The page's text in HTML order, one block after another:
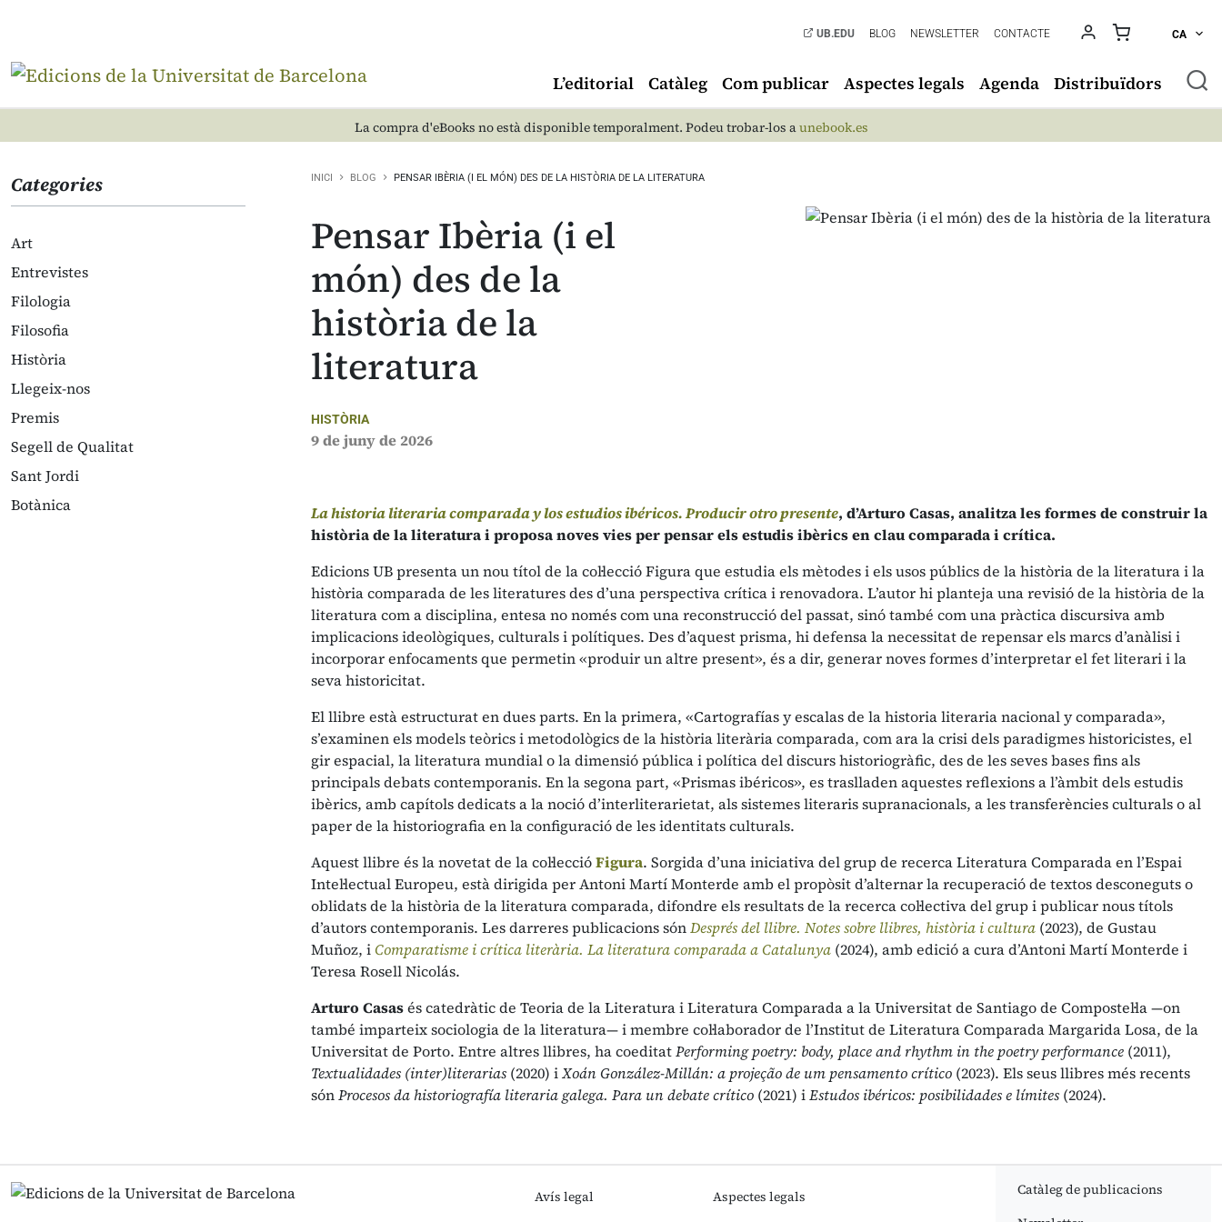
UB.EDU BLOG NEWSLETTER CONTACTE CA
L’editorial Catàleg Com publicar Aspectes legals Agenda Distribuïdors
La compra d'eBooks no està disponible temporalment. Podeu trobar-los aunebook.es
Categories
Art
Entrevistes
Filologia
Filosofia
Història
Llegeix-nos
Premis
Segell de Qualitat
Sant Jordi
Botànica
INICI BLOG PENSAR IBÈRIA (I EL MÓN) DES DE LA HISTÒRIA DE LA LITERATURA
Pensar Ibèria (i el
món) des de la
història de la
literatura
HISTÒRIA
9 de juny de 2026
La historia literaria comparada y los estudios ibéricos. Producir otro presente, d’Arturo Casas, analitza les formes de construir la
història de la literatura i proposa noves vies per pensar els estudis ibèrics en clau comparada i crítica.
Edicions UB presenta un nou títol de la col·lecció Figura que estudia els mètodes i els usos públics de la història de la literatura i la
història comparada de les literatures des d’una perspectiva crítica i renovadora. L’autor hi planteja una revisió de la història de la
literatura com a disciplina, entesa no només com una reconstrucció del passat, sinó també com una pràctica discursiva amb
implicacions ideològiques, culturals i polítiques. Des d’aquest prisma, hi defensa la necessitat de repensar els marcs d’anàlisi i
incorporar enfocaments que permetin «produir un altre present», és a dir, generar noves formes d’interpretar el fet literari i la
seva historicitat.
El llibre està estructurat en dues parts. En la primera, «Cartografías y escalas de la historia literaria nacional y comparada»,
s’examinen els models teòrics i metodològics de la història literària comparada, com ara la crisi dels paradigmes historicistes, el
gir espacial, la literatura mundial o la dimensió pública i política del discurs historiogràfic, des de les seves bases fins als
principals debats contemporanis. En la segona part, «Prismas ibéricos», es traslladen aquestes reflexions a l’àmbit dels estudis
ibèrics, amb capítols dedicats a la noció d’interliterarietat, als sistemes literaris supranacionals, a les transferències culturals o al
paper de la historiografia en la configuració de les identitats culturals.
Aquest llibre és la novetat de la col·leccióFigura. Sorgida d’una iniciativa del grup de recerca Literatura Comparada en l’Espai
Intel·lectual Europeu, està dirigida per Antoni Martí Monterde amb el propòsit d’alternar la recuperació de textos desconeguts o
oblidats de la història de la literatura comparada, difondre els resultats de la recerca col·lectiva del grup i publicar nous títols
d’autors contemporanis. Les darreres publicacions sónDesprés del llibre. Notes sobre llibres, història i cultura (2023), de Gustau
Muñoz, iComparatisme i crítica literària. La literatura comparada a Catalunya (2024), amb edició a cura d’Antoni Martí Monterde i
Teresa Rosell Nicolás.
Arturo Casasés catedràtic de Teoria de la Literatura i Literatura Comparada a la Universitat de Santiago de Compostel·la —on
també imparteix sociologia de la literatura— i membre col·laborador de l’Institut de Literatura Comparada Margarida Losa, de la
Universitat de Porto. Entre altres llibres, ha coeditatPerforming poetry: body, place and rhythm in the poetry performance (2011),
Textualidades (inter)literarias (2020) iXoán González-Millán: a projeção de um pensamento crítico (2023). Els seus llibres més recents
sónProcesos da historiografía literaria galega. Para un debate crítico (2021) iEstudos ibéricos: posibilidades e límites (2024).
Avís legal
Aspectes legals
Catàleg de publicacions